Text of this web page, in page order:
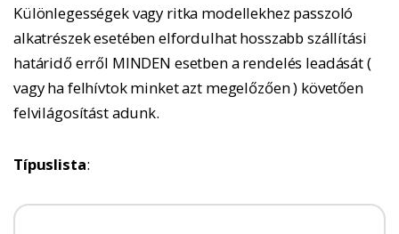
Különlegességek vagy ritka modellekhez passzoló
alkatrészek esetében elfordulhat hosszabb szállítási
határidő erről MINDEN esetben a rendelés leadását (
vagy ha felhívtok minket azt megelőzően ) követően
felvilágosítást adunk.
Típuslista: